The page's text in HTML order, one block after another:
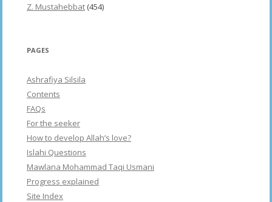
Z. Mustahebbat (454)
PAGES
Ashrafiya Silsila
Contents
FAQs
For the seeker
How to develop Allah’s love?
Islahi Questions
Mawlana Mohammad Taqi Usmani
Progress explained
Site Index